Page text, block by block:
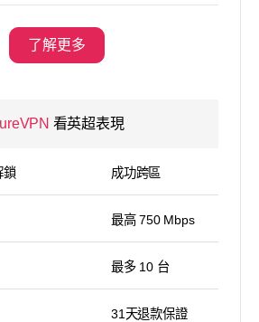
了解更多
看英超表現
鎖 成功跨區
最高 750 Mbps
最多 10 台
31天退款保證